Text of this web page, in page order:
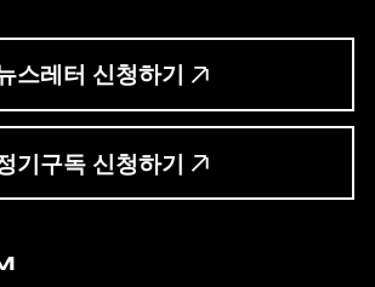
스레터 신청하기
기구독 신청하기